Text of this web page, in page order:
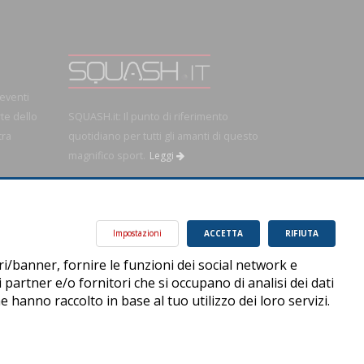
dello
SQUASH.it: Il punto di riferimento
quotidiano per tutti gli amanti di questo
magnifico sport.
Leggi
RIFIUTA
ACCETTA
Impostazioni
banner, fornire le funzioni dei social network e
e/o fornitori che si occupano di analisi dei dati
raccolto in base al tuo utilizzo dei loro servizi.